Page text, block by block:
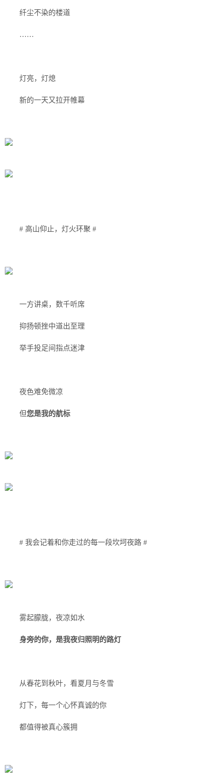
纤尘不染的楼道
……
灯亮，灯熄
新的一天又拉开帷幕
# 高山仰止，灯火环聚 #
一方讲桌，数千听席
抑扬顿挫中道出至理
举手投足间指点迷津
夜色难免微凉
但您是我的航标
# 我会记着和你走过的每一段坎坷夜路 #
雾起朦胧，夜凉如水
身旁的你，是我夜归照明的路灯
从春花到秋叶，看夏月与冬雪
灯下，每一个心怀真诚的你
都值得被真心簇拥